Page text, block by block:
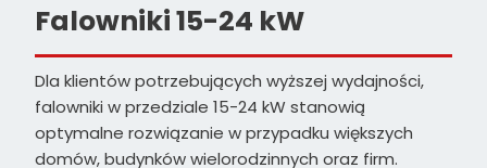
Falowniki 15-24 kW
Dla klientów potrzebujących wyższej wydajności,
falowniki w przedziale 15-24 kW stanowią
optymalne rozwiązanie w przypadku większych
domów, budynków wielorodzinnych oraz firm.